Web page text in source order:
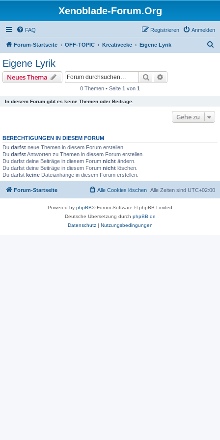
Xenoblade-Forum.Org
FAQ Anmelden
Registrieren
Forum-Startseite OFF-TOPIC Kreativecke Eigene Lyrik
Eigene Lyrik
Neues Thema Suche
0 Themen • Seite 1 von 1
In diesem Forum gibt es keine Themen oder Beiträge.
Gehe zu
BERECHTIGUNGEN IN DIESEM FORUM
Du darfst neue Themen in diesem Forum erstellen.
Du darfstAntworten zu Themen in diesem Forum erstellen.
Du darfst deine Beiträge in diesem Forum nicht ändern.
Du darfst deine Beiträge in diesem Forum nicht löschen.
Du darfst keine Dateianhänge in diesem Forum erstellen.
Forum-Startseite Alle Zeiten sind UTC+02:00
Alle Cookies löschen
Powered by phpBB® Forum Software © phpBB Limited
Deutsche Übersetzung durch phpBB.de
Datenschutz| Nutzungsbedingungen